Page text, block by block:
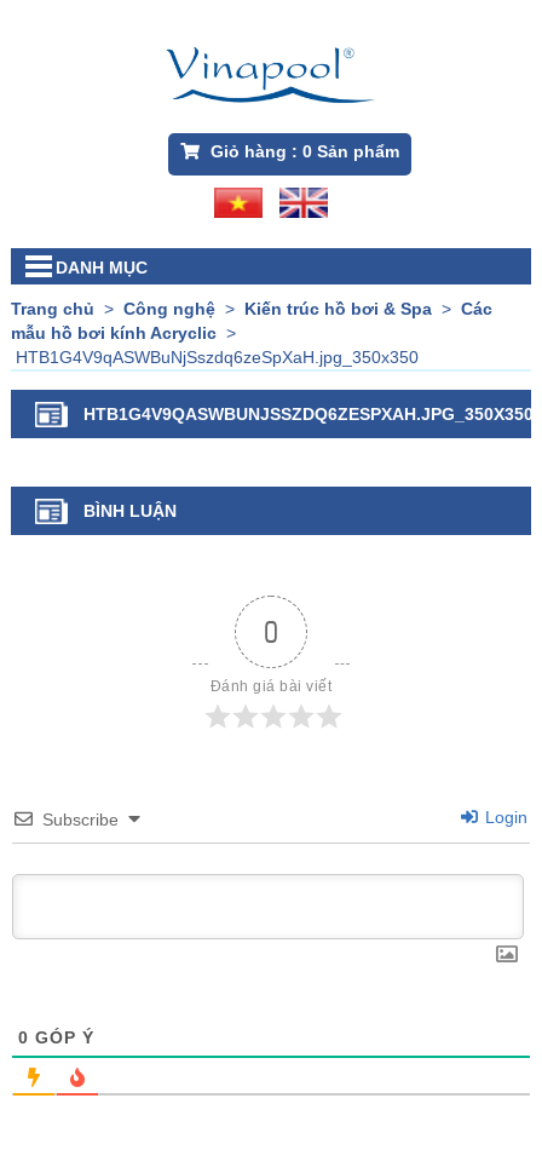
Giỏ hàng : 0Sản phẩm
DANH MỤC
Trang chủ > Công nghệ> Kiến trúc hồ bơi & Spa> Các
mẫu hồ bơi kính Acryclic>
HTB1G4V9qASWBuNjSszdq6zeSpXaH.jpg_350x350
HTB1G4V9QASWBUNJSSZDQ6ZESPXAH.JPG_350X350
BÌNH LUẬN
0
Đánh giá bài viết
Subscribe Login
0 GÓP Ý